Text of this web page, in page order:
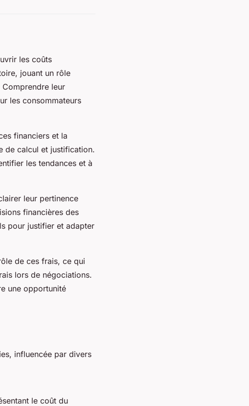
les coûts
jouant un rôle
leur
les consommateurs
financiers et la
de calcul et justification.
les tendances et à
leur pertinence
financières des
pour justifier et adapter
de ces frais, ce qui
lors de négociations.
une opportunité
influencée par divers
le coût du